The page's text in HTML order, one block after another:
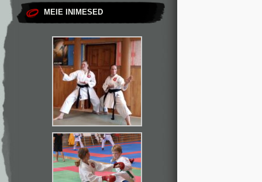
MEIE INIMESED